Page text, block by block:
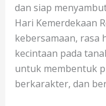
dan siap
Hari Kemerdekaan
kebersamaan, rasa
kecintaan pada
untuk membentuk
berkarakter, dan